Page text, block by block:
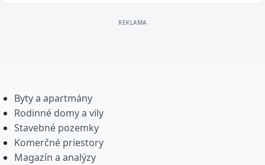
Byty a apartmány
Rodinné domy a vily
Stavebné pozemky
Komerčné priestory
Magazín a analýzy